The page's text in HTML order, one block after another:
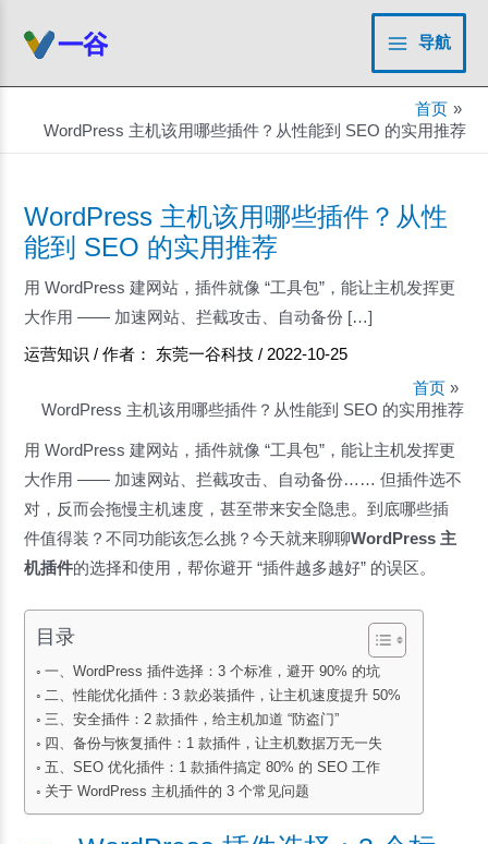
Main
Menu
导航
首页
WordPress 主机该用哪些插件？从性能到 SEO 的实用推荐
WordPress 主机该用哪些插件？从性
能到 SEO 的实用推荐
用 WordPress 建网站，插件就像 “工具包”，能让主机发挥更
大作用 —— 加速网站、拦截攻击、自动备份 […]
运营知识 / 作者： 东莞一谷科技/ 2022-10-25
首页
WordPress 主机该用哪些插件？从性能到 SEO 的实用推荐
用 WordPress 建网站，插件就像 “工具包”，能让主机发挥更
大作用 —— 加速网站、拦截攻击、自动备份…… 但插件选不
对，反而会拖慢主机速度，甚至带来安全隐患。到底哪些插
件值得装？不同功能该怎么挑？今天就来聊聊WordPress 主
机插件的选择和使用，帮你避开 “插件越多越好” 的误区。
目录
一、WordPress 插件选择：3 个标准，避开 90% 的坑
二、性能优化插件：3 款必装插件，让主机速度提升 50%
三、安全插件：2 款插件，给主机加道 “防盗门”
四、备份与恢复插件：1 款插件，让主机数据万无一失
五、SEO 优化插件：1 款插件搞定 80% 的 SEO 工作
关于 WordPress 主机插件的 3 个常见问题